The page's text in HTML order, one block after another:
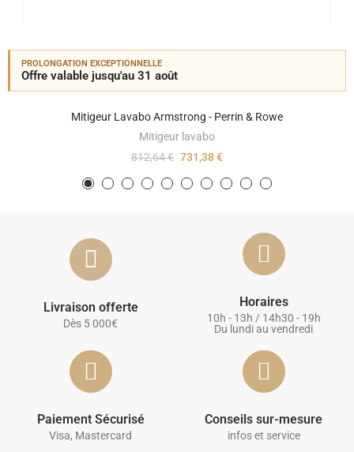
PROLONGATION EXCEPTIONNELLE
Offre valable jusqu'au 31 août
Mitigeur Lavabo Armstrong - Perrin & Rowe
Mitigeur lavabo
812,64 € 731,38 €
Livraison offerte
Dès 5 000€
Horaires
10h - 13h / 14h30 - 19h
Du lundi au vendredi
Paiement Sécurisé
Visa, Mastercard
Conseils sur-mesure
infos et service